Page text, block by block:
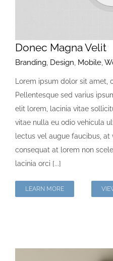
Donec Magna Velit
Branding, Design, Mobile,
Lorem ipsum dolor sit
Pellentesque sed varius
elit lorem, lacinia vitae
vitae nulla eu odio vehicula
lectus vel augue faucibus,
consequat at lorem non
lacinia orci [...]
LEARN MORE